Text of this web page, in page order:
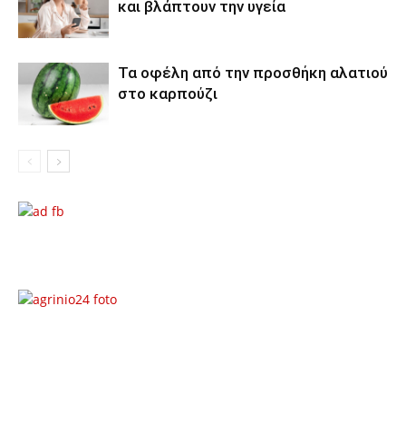
και βλάπτουν την υγεία
Τα οφέλη από την προσθήκη αλατιού
στο καρπούζι